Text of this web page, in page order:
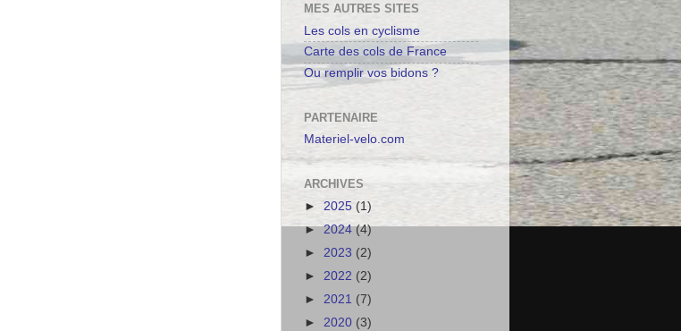
MES AUTRES SITES
Les cols en cyclisme
Carte des cols de France
Ou remplir vos bidons ?
PARTENAIRE
Materiel-velo.com
ARCHIVES
► 2025 (1)
►2024(4)
► 2023 (2)
► 2022 (2)
► 2021 (7)
► 2020 (3)